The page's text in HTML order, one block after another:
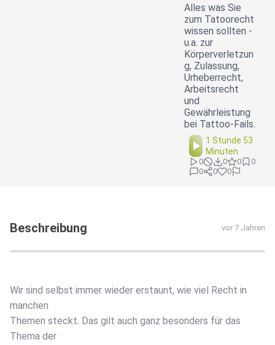
Alles was Sie
zum Tatoorecht
wissen sollten -
u.a. zur
Körperverletzun
g, Zulassung,
Urheberrecht,
Arbeitsrecht
und
Gewährleistung
bei Tattoo-Fails.
1 Stunde 53
Minuten
0 0 0
0
0
0 0
Beschreibung vor 7 Jahren
Wir sind selbst immer wieder erstaunt, wie viel Recht in
manchen
Themen steckt. Das gilt auch ganz besonders für das
Thema der